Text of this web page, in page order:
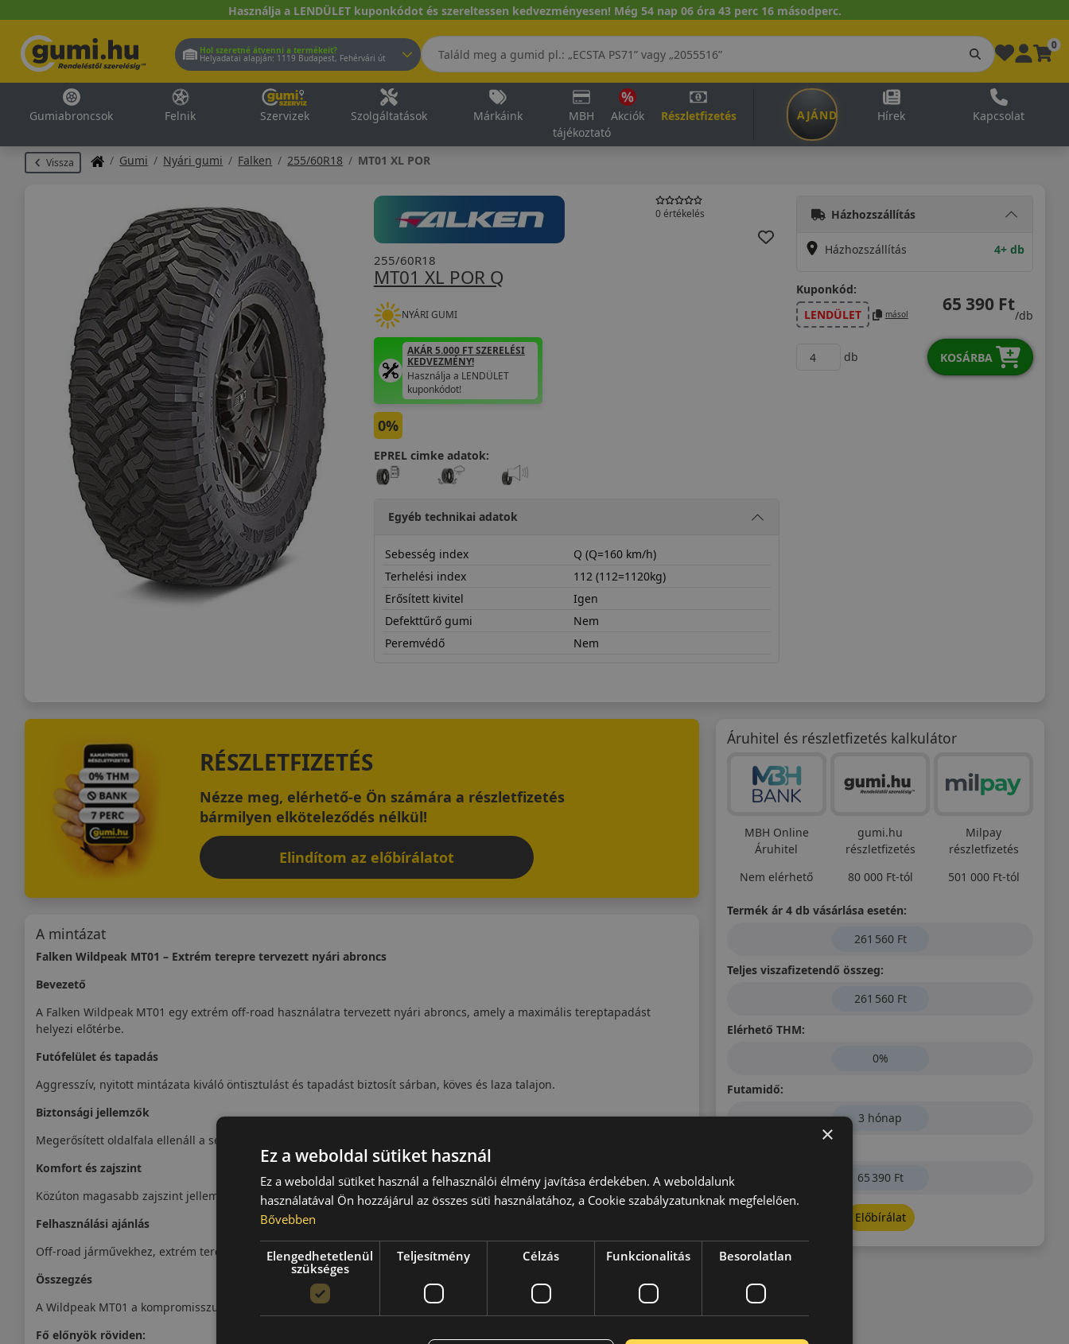
Használja a LENDÜLET kuponkódot és szereltessen kedvezményesen! Még 54 nap 06 óra 43 perc 15 másodperc.
Hol szeretné átvenni a termékeit?
Helyadatai alapján: 1119 Budapest, Fehérvári út
0
Gumiabroncsok Felnik Szervizek Szolgáltatások Márkáink
MBH
tájékoztató
Akciók Részletfizetés AJÁNDÉKUTALVÁNY
Hírek Kapcsolat
Vissza Gumi Nyári gumi Falken 255/60R18 MT01 XL POR
0 értékelés
MT01 XL POR Q
255/60R18
NYÁRI GUMI
AKÁR 5.000 FT SZERELÉSI
KEDVEZMÉNY!
Használja a LENDÜLET
kuponkódot!
0%
EPREL cimke adatok:
Egyéb technikai adatok
Sebesség index
Q (Q=160 km/h)
Terhelési index
112 (112=1120kg)
Erősített kivitel
Igen
Defekttűrő gumi
Nem
Peremvédő
Nem
Házhozszállítás
Házhozszállítás 4+ db
Kuponkód:
LENDÜLET
másol 65 390 Ft
/db
db KOSÁRBA
RÉSZLETFIZETÉS
Nézze meg, elérhető-e Ön számára a részletfizetés
bármilyen elköteleződés nélkül!
Elindítom az előbírálatot
A mintázat
Falken Wildpeak MT01 – Extrém terepre tervezett nyári abroncs
Bevezető
A Falken Wildpeak MT01 egy extrém off-road használatra tervezett nyári abroncs, amely a maximális tereptapadást
helyezi előtérbe.
Futófelület és tapadás
Aggresszív, nyitott mintázata kiváló öntisztulást és tapadást biztosít sárban, köves és laza talajon.
Biztonsági jellemzők
Megerősített oldalfala ellenáll a sérüléseknek nehéz terepviszonyok között.
Komfort és zajszint
Közúton magasabb zajszint jellemzi, ami a terepes kialakítás természetes velejárója.
Felhasználási ajánlás
Off-road járművekhez, extrém terepezéshez.
Összegzés
A Wildpeak MT01 a kompromisszummentes terephasználathoz készült.
Fő előnyök röviden:
Áruhitel és részletfizetés kalkulátor
MBH Online
Áruhitel
Nem elérhető
gumi.hu
részletfizetés
80 000 Ft-tól
Milpay
részletfizetés
501 000 Ft-tól
Termék ár 4 db vásárlása esetén:
261 560 Ft
Teljes viszafizetendő összeg:
261 560 Ft
Elérhető THM:
0%
Futamidő:
3 hónap
65 390 Ft
Előbírálat
×
Ez a weboldal sütiket használ
Ez a weboldal sütiket használ a felhasználói élmény javítása érdekében. A weboldalunk
használatával Ön hozzájárul az összes süti használatához, a Cookie szabályzatunknak megfelelően.
Bővebben
Elengedhetetlenül
szükséges
Teljesítmény Célzás Funkcionalitás Besorolatlan